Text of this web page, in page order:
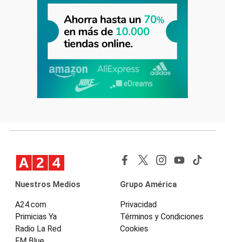
Nuestros Medios
A24.com
Primicias Ya
Radio La Red
Grupo América
Privacidad
Términos y Condiciones
Cookies